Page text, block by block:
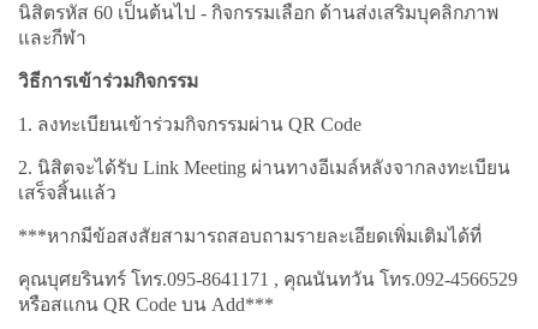
นิสิตรหัส 60 เป็นต้นไป - กิจกรรมเลือก ด้านส่งเสริมบุคลิกภาพ
และกีฬา
วิธีการเข้าร่วมกิจกรรม
1. ลงทะเบียนเข้าร่วมกิจกรรมผ่าน QR Code
2. นิสิตจะได้รับ Link Meeting ผ่านทางอีเมล์หลังจากลงทะเบียน
เสร็จสิ้นแล้ว
***หากมีข้อสงสัยสามารถสอบถามรายละเอียดเพิ่มเติมได้ที่
คุณบุศยรินทร์ โทร.095-8641171 , คุณนันทวัน โทร.092-4566529
หรือสแกน QR Code บน Add***